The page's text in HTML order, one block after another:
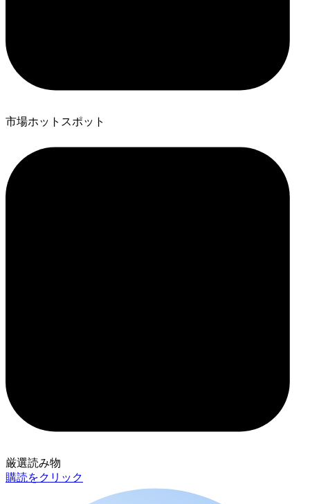
市場ホットスポット
厳選読み物
購読をクリック